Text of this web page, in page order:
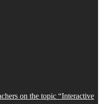
on the topic “Interactive